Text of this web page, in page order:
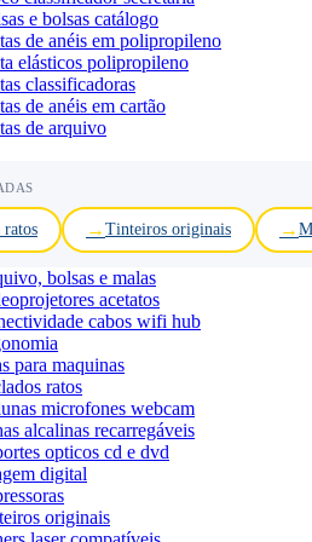
e bolsas catálogo
de anéis em polipropileno
elásticos polipropileno
classificadoras
de anéis em cartão
de arquivo
ratos Tinteiros originais
bolsas e malas
acetatos
cabos wifi hub
para maquinas
ratos
microfones webcam
alcalinas recarregáveis
opticos cd e dvd
digital
originais